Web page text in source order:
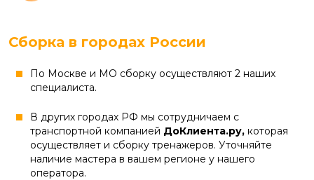
Сборка в городах России
По Москве и МО сборку осуществляют 2 наших
специалиста.
В других городах РФ мы сотрудничаем с
транспортной компанией ДоКлиента.ру, которая
осуществляет и сборку тренажеров. Уточняйте
наличие мастера в вашем регионе у нашего
оператора.